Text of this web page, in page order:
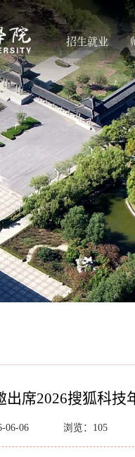
招生就业
出席2026搜狐科技
06-06 浏览： 105